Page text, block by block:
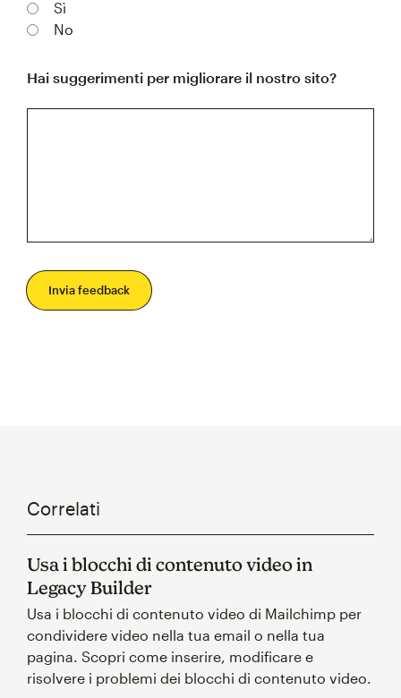
Sì
No
Hai suggerimenti per migliorare il nostro sito?
Invia feedback
Correlati
Usa i blocchi di contenuto video in
Legacy Builder
Usa i blocchi di contenuto video di Mailchimp per
condividere video nella tua email o nella tua
pagina. Scopri come inserire, modificare e
risolvere i problemi dei blocchi di contenuto video.